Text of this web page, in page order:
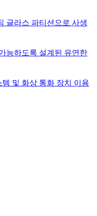
글라스 파티션으로 사생
능하도록 설계된 유연한
및 화상 통화 장치 이용